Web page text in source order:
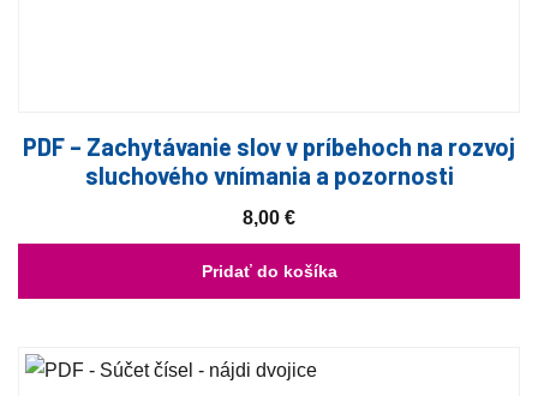
PDF – Zachytávanie slov v príbehoch na rozvoj
sluchového vnímania a pozornosti
8,00 €
Pridať do košíka